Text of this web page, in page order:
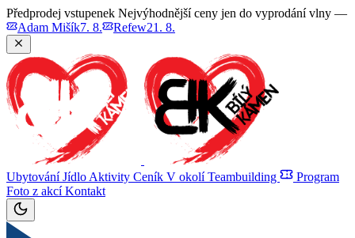
Předprodej vstupenek Nejvýhodnější ceny jen do vyprodání vlny —
Adam Mišík7. 8. Refew21. 8.
UbytováníJídlo Aktivity Ceník V okolíTeambuilding
Program
Foto z akcíKontakt